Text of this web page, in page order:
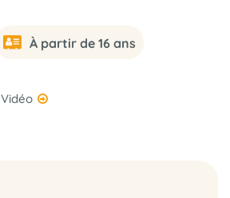
À partir de 16 ans
Vidéo